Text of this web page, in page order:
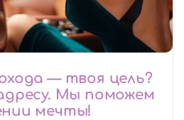
— твоя цель?
Мы поможем
в осуществлении мечты!